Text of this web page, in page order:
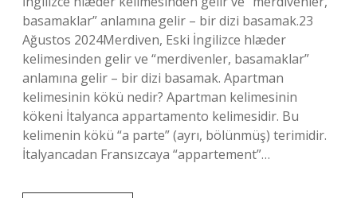
basamaklar” anlamına gelir – bir dizi basamak.23
Ağustos 2024Merdiven, Eski İngilizce hlæder
kelimesinden gelir ve “merdivenler, basamaklar”
anlamına gelir – bir dizi basamak. Apartman
kelimesinin kökü nedir? Apartman kelimesinin
kökeni İtalyanca appartamento kelimesidir. Bu
kelimenin kökü “a parte” (ayrı, bölünmüş) terimidir.
İtalyancadan Fransızcaya “appartement”…